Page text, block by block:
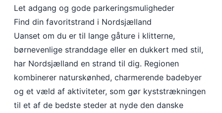
Let adgang og gode parkeringsmuligheder
Find din favoritstrand i Nordsjælland
Uanset om du er til lange gåture i klitterne,
børnevenlige stranddage eller en dukkert med stil,
har Nordsjælland en strand til dig. Regionen
kombinerer naturskønhed, charmerende badebyer
og et væld af aktiviteter, som gør kyststrækningen
til et af de bedste steder at nyde den danske